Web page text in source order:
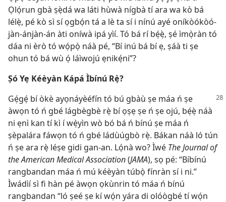
Ọlọ́run gbà ṣẹ̀dá wa láti hùwà nígbà tí ara wa kò bá
lélẹ̀, pé kò sì sí ọgbọ́n tá a lè ta sí i nínú ayé oníkòókòó-
jàn-ánjàn-án àti oníwà ipá yìí. Tó bá rí bẹ́ẹ̀, ṣé ìmọ̀ràn tó
dáa ni èrò tó wọ́pọ̀ náà pé, “Bí inú bá bí ẹ, ṣáà ti ṣe
ohun tó bá wù ọ́ láìwojú ẹnikẹ́ni”?
Ṣó Yẹ Kéèyàn Kápá Ìbínú Rẹ̀?
Gẹ́gẹ́ bí òkè ayọnáyèéfín tó bú gbàù ṣe máa ń ṣe
àwọn tó ń gbé lágbègbè rẹ̀ bí ọṣẹ ṣe ń ṣe ojú, bẹ́ẹ̀ náà
ni ẹnì kan tí kì í wẹ̀yìn wò bó bá ń bínú ṣe máa ń
ṣèpalára fáwọn tó ń gbé ládùúgbò rẹ̀. Bákan náà ló tún
ń ṣe ara rẹ̀ léṣe gidi gan-an. Lọ́nà wo? Ìwé The Journal of
the American Medical Association(JAMA), sọ pé: “Bíbínú
rangbandan máa ń mú kéèyàn túbọ̀ fínràn sí i ni.”
Ìwádìí sì fi hàn pé àwọn ọkùnrin tó máa ń bínú
rangbandan “ló ṣeé ṣe kí wọ́n yára di olóògbé tí wọ́n